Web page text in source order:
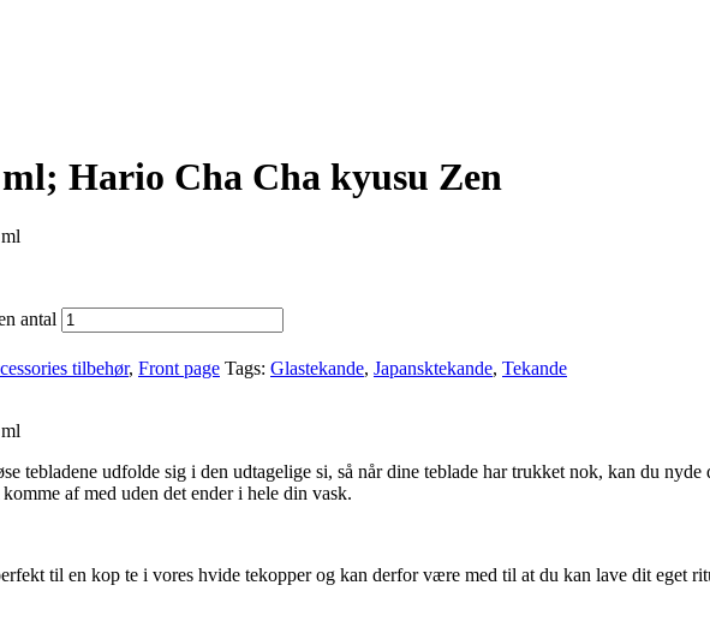
Hario Cha Cha kyusu Zen
antal
tilbehør, Front page Tags: Glastekande, Japansktekande, Tekande
tebladene udfolde sig i den udtagelige si, så når dine teblade har trukket nok, kan du
af med uden det ender i hele din vask.
til en kop te i vores hvide tekopper og kan derfor være med til at du kan lave dit eget